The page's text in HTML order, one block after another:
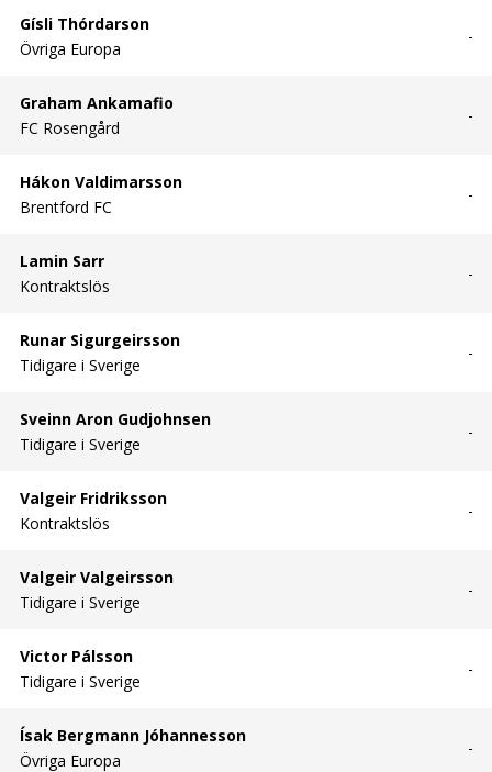
Gísli Thórdarson
Övriga Europa
-
Graham Ankamafio
FC Rosengård
-
Hákon Valdimarsson
Brentford FC
-
Lamin Sarr
Kontraktslös
-
Runar Sigurgeirsson
Tidigare i Sverige
-
Sveinn Aron Gudjohnsen
Tidigare i Sverige
-
Valgeir Fridriksson
Kontraktslös
-
Valgeir Valgeirsson
Tidigare i Sverige
-
Victor Pálsson
Tidigare i Sverige
-
Ísak Bergmann Jóhannesson
Övriga Europa
-